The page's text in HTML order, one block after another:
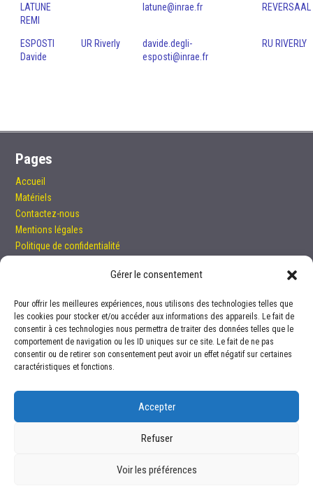
Gérer le consentement
Pour offrir les meilleures expériences, nous utilisons des technologies telles que
les cookies pour stocker et/ou accéder aux informations des appareils. Le fait de
consentir à ces technologies nous permettra de traiter des données telles que le
comportement de navigation ou les ID uniques sur ce site. Le fait de ne pas
consentir ou de retirer son consentement peut avoir un effet négatif sur certaines
caractéristiques et fonctions.
Accepter
Refuser
Voir les préférences
LATUNE
REMI
latune@inrae.fr
REVERSAAL
ESPOSTI
Davide
UR Riverly
davide.degli-
esposti@inrae.fr
RU RIVERLY
Pages
Accueil
Matériels
Contactez-nous
Mentions légales
Politique de confidentialité
DTAMB
Université Claude Bernard Lyon 1
8 rue Dubois